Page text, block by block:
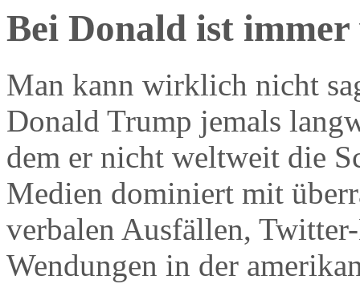
Bei Donald ist immer
Man kann wirklich nicht
Donald Trump jemals
dem er nicht weltweit die
Medien dominiert mit
verbalen Ausfällen,
Wendungen in der